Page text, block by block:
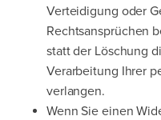
Verteidigung oder
Rechtsansprüchen
statt der Löschung
Verarbeitung Ihrer
verlangen.
Wenn Sie einen